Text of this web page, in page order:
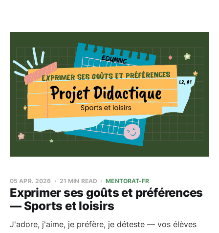
Exprimer ses goûts et préférences
— Sports et loisirs
05 APR. 2026 21 MIN READ MENTORAT-FR
J'adore, j'aime, je préfère, je déteste — vos élèves